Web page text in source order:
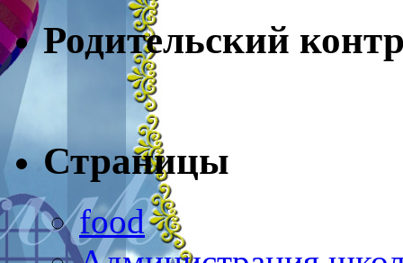
Родительский
Страницы
food